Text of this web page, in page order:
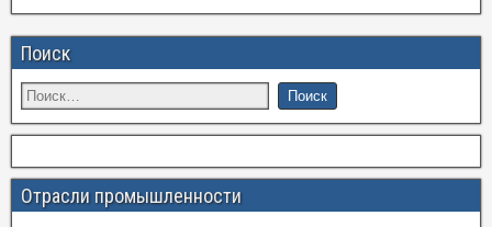
Поиск
Отрасли промышленности